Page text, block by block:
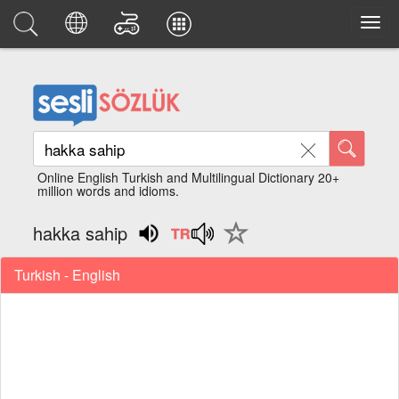
Online English Turkish and Multilingual Dictionary 20+
million words and idioms.
hakka sahip
Turkish - English